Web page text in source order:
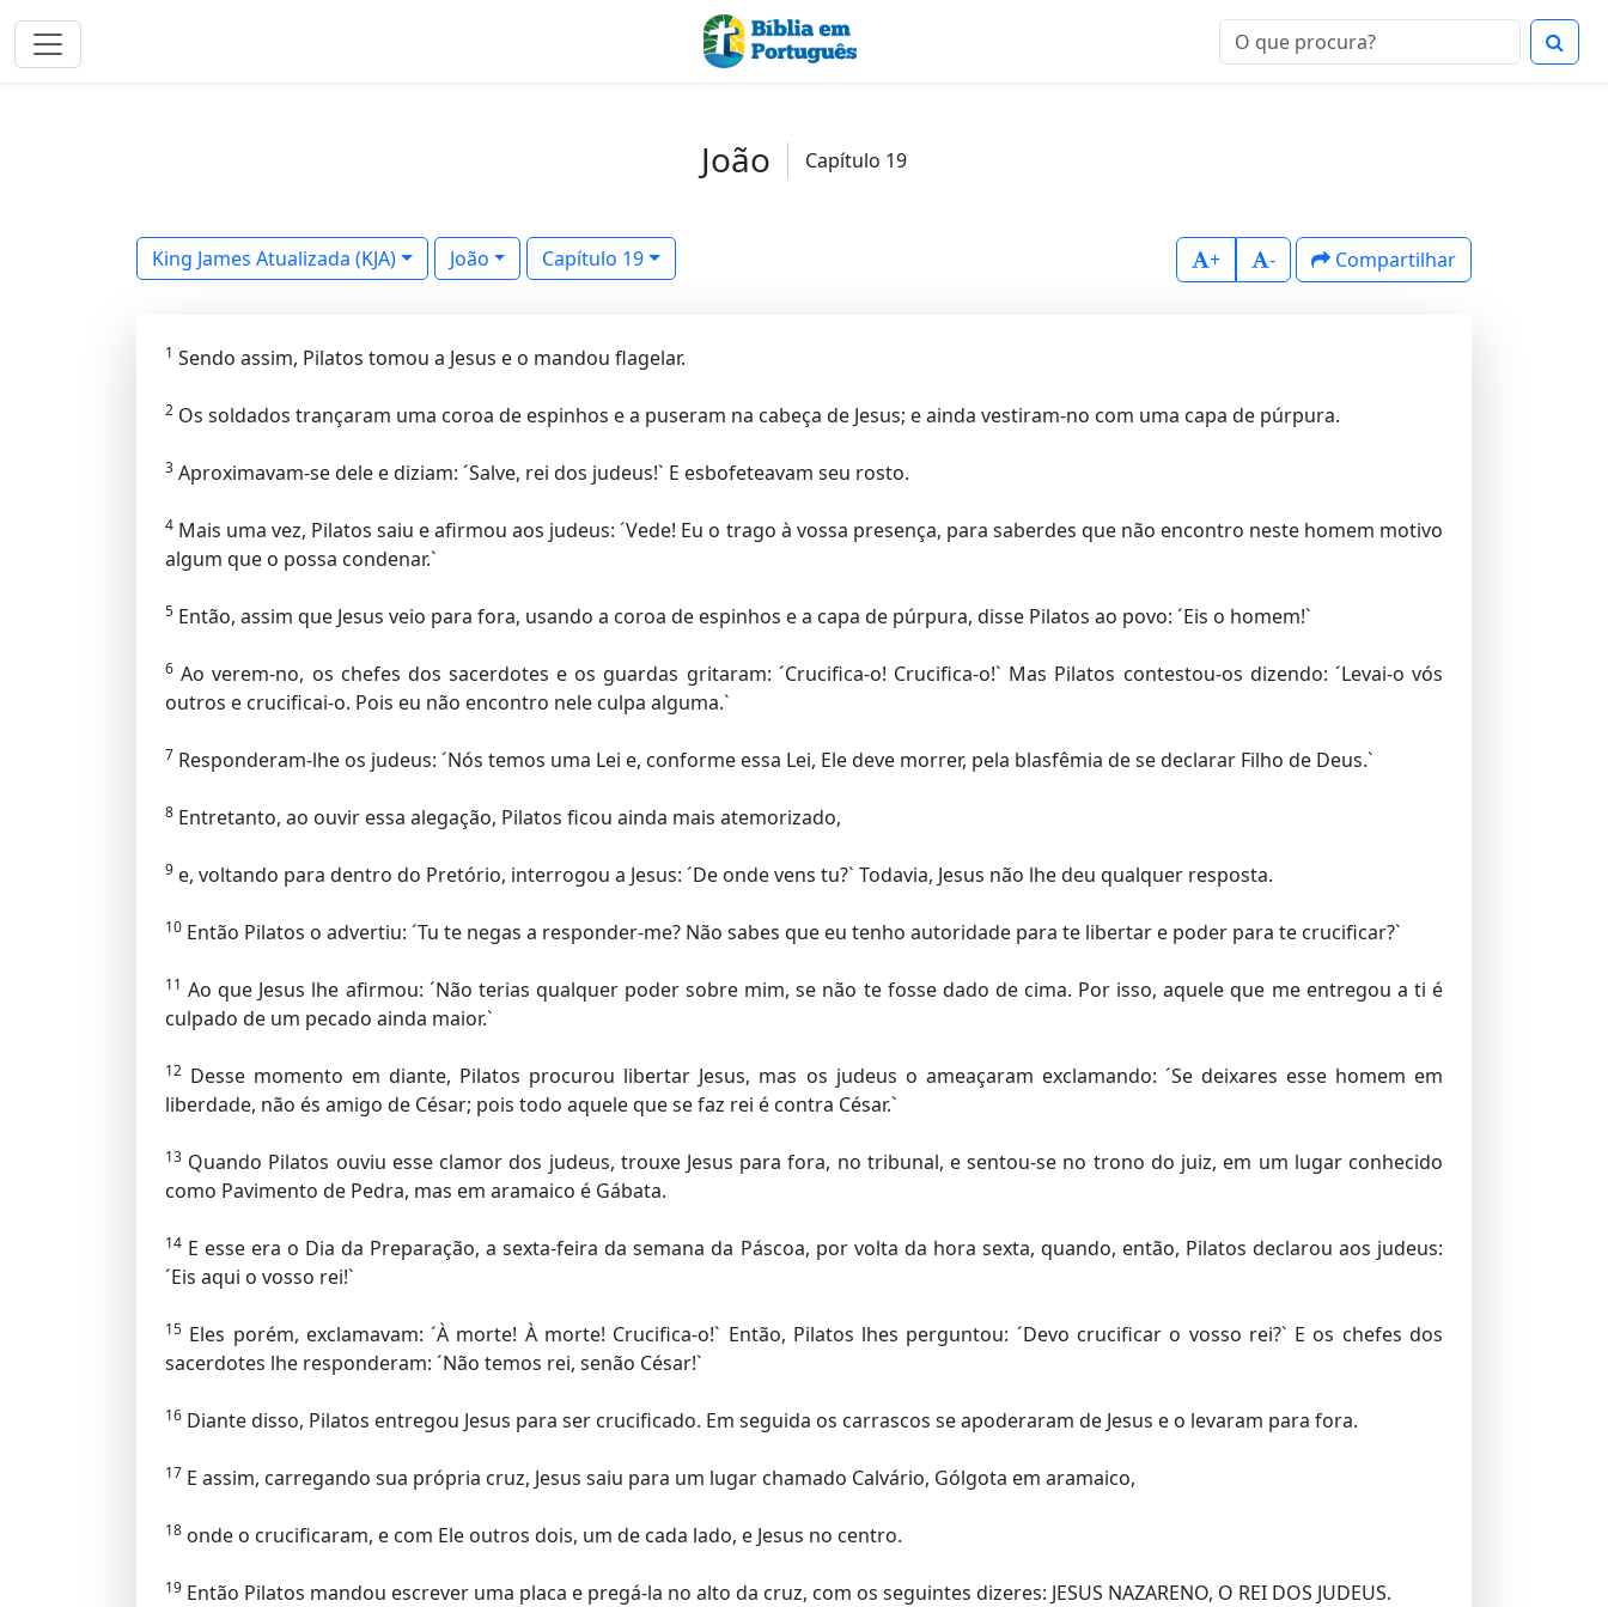
João Capítulo 19
King James Atualizada (KJA) João Capítulo 19 + - Compartilhar
1 Sendo assim, Pilatos tomou a Jesus e o mandou flagelar.
2 Os soldados trançaram uma coroa de espinhos e a puseram na cabeça de Jesus; e ainda vestiram-no com uma capa de púrpura.
3 Aproximavam-se dele e diziam: ´Salve, rei dos judeus!` E esbofeteavam seu rosto.
4 Mais uma vez, Pilatos saiu e afirmou aos judeus: ´Vede! Eu o trago à vossa presença, para saberdes que não encontro neste homem motivo
algum que o possa condenar.`
5 Então, assim que Jesus veio para fora, usando a coroa de espinhos e a capa de púrpura, disse Pilatos ao povo: ´Eis o homem!`
6 Ao verem-no, os chefes dos sacerdotes e os guardas gritaram: ´Crucifica-o! Crucifica-o!` Mas Pilatos contestou-os dizendo: ´Levai-o vós
outros e crucificai-o. Pois eu não encontro nele culpa alguma.`
7 Responderam-lhe os judeus: ´Nós temos uma Lei e, conforme essa Lei, Ele deve morrer, pela blasfêmia de se declarar Filho de Deus.`
8 Entretanto, ao ouvir essa alegação, Pilatos ficou ainda mais atemorizado,
9 e, voltando para dentro do Pretório, interrogou a Jesus: ´De onde vens tu?` Todavia, Jesus não lhe deu qualquer resposta.
10 Então Pilatos o advertiu: ´Tu te negas a responder-me? Não sabes que eu tenho autoridade para te libertar e poder para te crucificar?`
11 Ao que Jesus lhe afirmou: ´Não terias qualquer poder sobre mim, se não te fosse dado de cima. Por isso, aquele que me entregou a ti é
culpado de um pecado ainda maior.`
12 Desse momento em diante, Pilatos procurou libertar Jesus, mas os judeus o ameaçaram exclamando: ´Se deixares esse homem em
liberdade, não és amigo de César; pois todo aquele que se faz rei é contra César.`
13 Quando Pilatos ouviu esse clamor dos judeus, trouxe Jesus para fora, no tribunal, e sentou-se no trono do juiz, em um lugar conhecido
como Pavimento de Pedra, mas em aramaico é Gábata.
14 E esse era o Dia da Preparação, a sexta-feira da semana da Páscoa, por volta da hora sexta, quando, então, Pilatos declarou aos judeus:
´Eis aqui o vosso rei!`
15 Eles porém, exclamavam: ´À morte! À morte! Crucifica-o!` Então, Pilatos lhes perguntou: ´Devo crucificar o vosso rei?` E os chefes dos
sacerdotes lhe responderam: ´Não temos rei, senão César!`
16 Diante disso, Pilatos entregou Jesus para ser crucificado. Em seguida os carrascos se apoderaram de Jesus e o levaram para fora.
17 E assim, carregando sua própria cruz, Jesus saiu para um lugar chamado Calvário, Gólgota em aramaico,
18 onde o crucificaram, e com Ele outros dois, um de cada lado, e Jesus no centro.
19 Então Pilatos mandou escrever uma placa e pregá-la no alto da cruz, com os seguintes dizeres: JESUS NAZARENO, O REI DOS JUDEUS.